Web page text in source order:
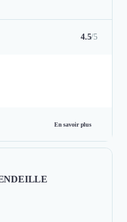
4.5/5
En savoir plus